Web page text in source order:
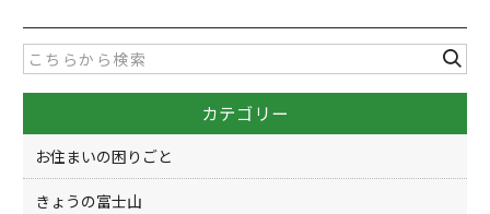
e
b
o
o
k
er
カテゴリー
お住まいの困りごと
きょうの富士山